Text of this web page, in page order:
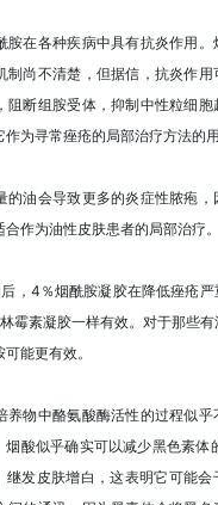
胺在各种疾病中具有抗炎作用
制尚不清楚，但据信，抗炎作用
阻断组胺受体，抑制中性粒细胞
为寻常痤疮的局部治疗方法的用
的油会导致更多的炎症性脓疱，
作为油性皮肤患者的局部治疗。
，4％烟酰胺凝胶在降低痤疮严
霉素凝胶一样有效。对于那些
能更有效。
养物中酪氨酸酶活性的过程似乎
烟酸似乎确实可以减少黑色素体
发皮肤增白，这表明它可能会